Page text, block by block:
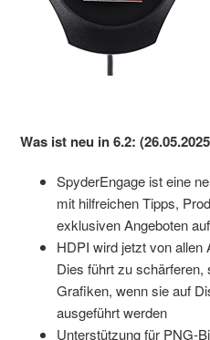
Was ist neu in 6.2:
SpyderEngage ist eine
mit hilfreichen Tipps,
exklusiven Angeboten
HDPI wird jetzt von allen
Dies führt zu schärferen,
Grafiken, wenn sie auf
ausgeführt werden
Unterstützung für PNG-